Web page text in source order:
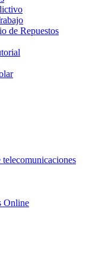
de Repuestos
telecomunicaciones
Online